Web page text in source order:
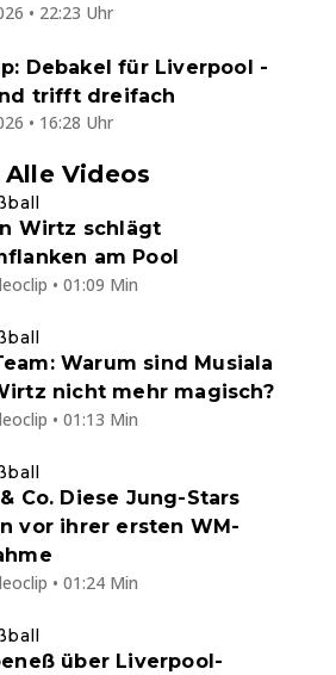
• 22:23 Uhr
Debakel für Liverpool -
trifft dreifach
• 16:28 Uhr
Videos
Wirtz schlägt
am Pool
• 01:09 Min
Warum sind Musiala
nicht mehr magisch?
• 01:13 Min
Co. Diese Jung-Stars
vor ihrer ersten WM-
• 01:24 Min
über Liverpool-